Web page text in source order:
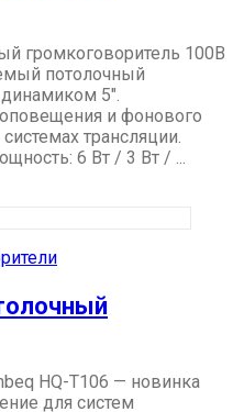
громкоговоритель 100В
потолочный
5″.
и фонового
трансляции.
6 Вт / 3 Вт / ...
HQ-T106 — новинка
для систем